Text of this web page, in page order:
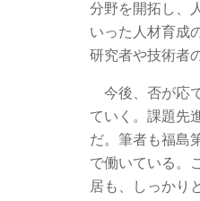
分野を開拓し、
いった人材育成
研究者や技術者
今後、否が応
ていく。課題先
だ。筆者も福島
で働いている。
居も、しっかり